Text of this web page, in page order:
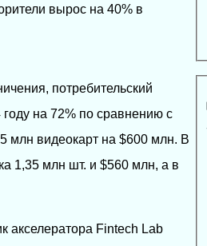
вырос на 40% в
потребительский
на 72% по сравнению с
млн видеокарт на $600 млн. В
1,35 млн шт. и $560 млн, а в
акселератора Fintech Lab